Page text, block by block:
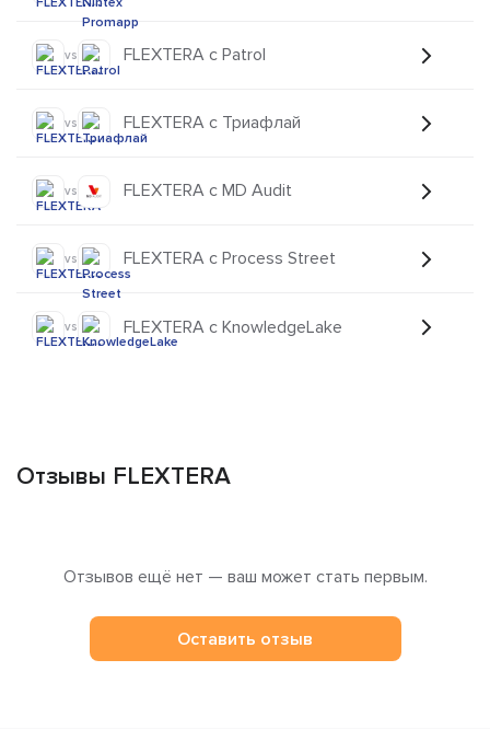
vs FLEXTERA с Patrol
vs FLEXTERA с Триафлай
vs FLEXTERA с MD Audit
vs FLEXTERA с Process Street
vs FLEXTERA с KnowledgeLake
Отзывы FLEXTERA
Отзывов ещё нет — ваш может стать первым.
Оставить отзыв